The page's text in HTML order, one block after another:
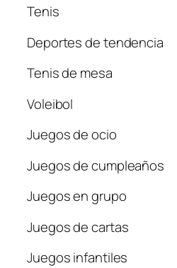
Tenis
Deportes de tendencia
Tenis de mesa
Voleibol
Juegos de ocio
Juegos de cumpleaños
Juegos en grupo
Juegos de cartas
Juegos infantiles